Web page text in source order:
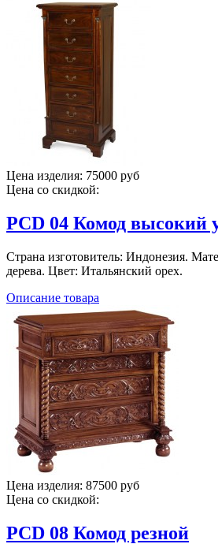
Цена изделия: 75000 руб
Цена со скидкой:
PCD 04 Комод высокий
Страна изготовитель: Индонезия.
дерева. Цвет: Итальянский орех.
Описание товара
Цена изделия: 87500 руб
Цена со скидкой:
PCD 08 Комод резной